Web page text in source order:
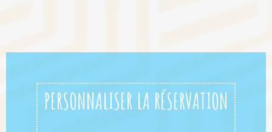
PERSONNALISER LA RÉSERVATION